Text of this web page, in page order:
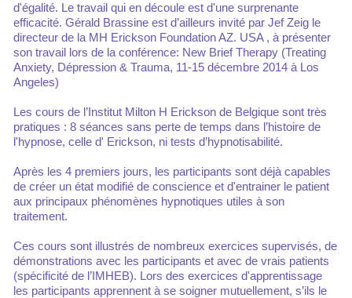
d'égalité. Le travail qui en découle est d'une surprenante
efficacité. Gérald Brassine est d’ailleurs invité par Jef Zeig le
directeur de la MH Erickson Foundation AZ. USA , à présenter
son travail lors de la conférence: New Brief Therapy (Treating
Anxiety, Dépression & Trauma, 11-15 décembre 2014 à Los
Angeles)
Les cours de l’Institut Milton H Erickson de Belgique sont très
pratiques : 8 séances sans perte de temps dans l’histoire de
l'hypnose, celle d' Erickson, ni tests d’hypnotisabilité.
Après les 4 premiers jours, les participants sont déjà capables
de créer un état modifié de conscience et d'entrainer le patient
aux principaux phénomènes hypnotiques utiles à son
traitement.
Ces cours sont illustrés de nombreux exercices supervisés, de
démonstrations avec les participants et avec de vrais patients
(spécificité de l’IMHEB). Lors des exercices d'apprentissage
les participants apprennent à se soigner mutuellement, s’ils le